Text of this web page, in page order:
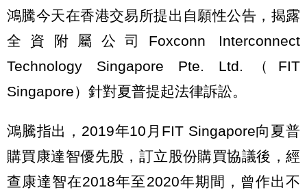
鴻騰今天在香港交易所提出自願性公告，揭露
全資附屬公司Foxconn Interconnect
Technology Singapore Pte. Ltd.（FIT
Singapore）針對夏普提起法律訴訟。
鴻騰指出，2019年10月FIT Singapore向夏普
購買康達智優先股，訂立股份購買協議後，經
查康達智在2018年至2020年期間，曾作出不